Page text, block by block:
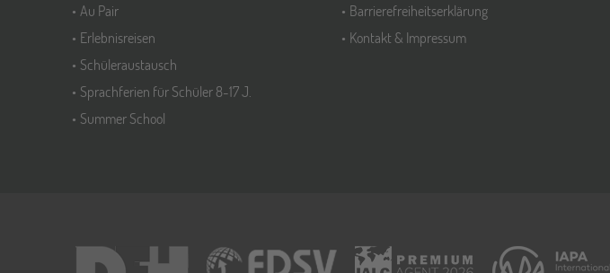
Au Pair
Erlebnisreisen
Schüleraustausch
Sprachferien für Schüler 8-17 J.
Summer School
Barrierefreiheitserklärung
Kontakt & Impressum